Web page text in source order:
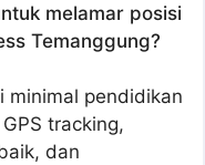
melamar posisi
Temanggung?
minimal pendidikan
tracking,
dan